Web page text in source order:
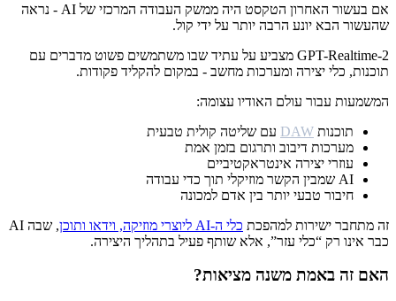
אם בעשור האחרון הטקסט היה ממשק העבודה המרכזי של AI - נראה
שהעשור הבא יונע הרבה יותר על ידי קול.
GPT-Realtime-2 מצביע על עתיד שבו משתמשים פשוט מדברים עם
תוכנות, כלי יצירה ומערכות מחשב - במקום להקליד פקודות.
המשמעות עבור עולם האודיו עצומה:
תוכנות DAW עם שליטה קולית טבעית
מערכות דיבוב ותרגום בזמן אמת
עוזרי יצירה אינטראקטיביים
AI שמבין הקשר מוזיקלי תוך כדי עבודה
חיבור טבעי יותר בין אדם למכונה
זה מתחבר ישירות למהפכת כלי ה-AI ליוצרי מוזיקה, וידאו ותוכן
, שבה AI
כבר אינו רק “כלי עזר”, אלא שותף פעיל בתהליך היצירה.
האם זה באמת משנה מציאות?